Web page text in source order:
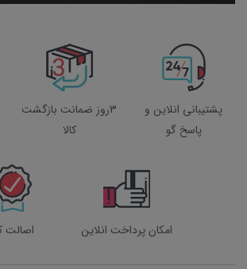
پشتیبانی انلاین و
پاسخ گو
3روز ضمانت بازگشت
کالا
امکان پرداخت انلاین اصالت